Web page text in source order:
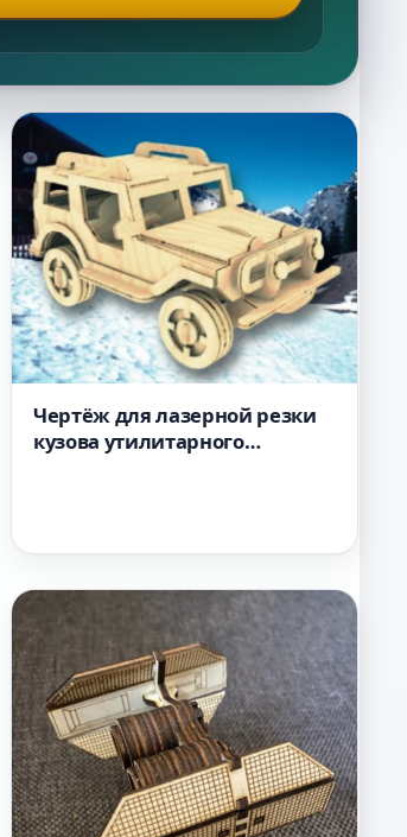
Чертёж для лазерной резки
кузова утилитарного